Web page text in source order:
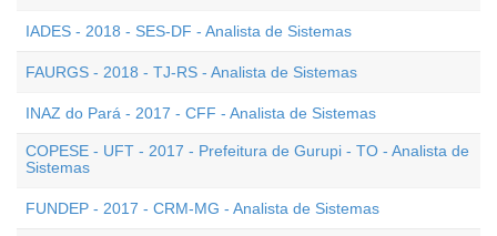
IADES - 2018 - SES-DF - Analista de Sistemas
FAURGS - 2018 - TJ-RS - Analista de Sistemas
INAZ do Pará - 2017 - CFF - Analista de Sistemas
COPESE - UFT - 2017 - Prefeitura de Gurupi - TO - Analista de
Sistemas
FUNDEP - 2017 - CRM-MG - Analista de Sistemas